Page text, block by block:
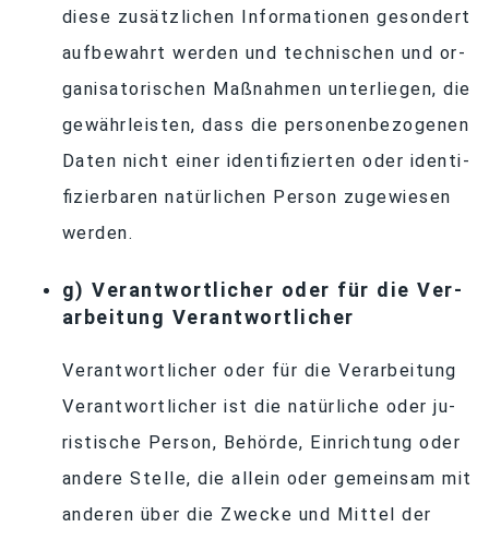
diese zu­sätz­li­chen In­for­ma­tio­nen ge­son­dert
auf­be­wahrt wer­den und tech­ni­schen und or­
ga­ni­sa­to­ri­schen Maß­nah­men un­ter­lie­gen, die
ge­währ­leis­ten, dass die per­so­nen­be­zo­ge­nen
Da­ten nicht ei­ner iden­ti­fi­zier­ten oder iden­ti­
fi­zier­ba­ren na­tür­li­chen Per­son zu­ge­wie­sen
werden.
g) Ver­ant­wort­li­cher oder für die Ver­
ar­bei­tung Verantwortlicher
Ver­ant­wort­li­cher oder für die Ver­ar­bei­tung
Ver­ant­wort­li­cher ist die na­tür­li­che oder ju­
ris­ti­sche Per­son, Be­hörde, Ein­rich­tung oder
an­dere Stelle, die al­lein oder ge­mein­sam mit
an­de­ren über die Zwe­cke und Mit­tel der